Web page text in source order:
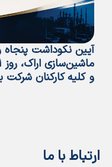
آیین نکوداشت
و کلیه کارکنان شرکت
ارتباط با ما